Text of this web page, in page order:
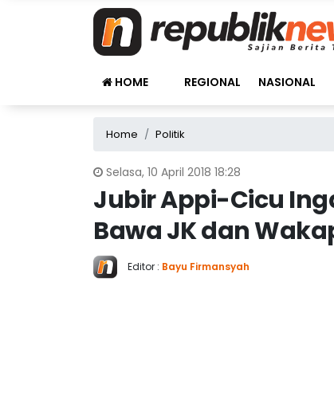
HOME REGIONAL NASIONAL
Home Politik
Selasa, 10 April 2018 18:28
Jubir Appi-Cicu
Bawa JK dan
Editor : Bayu Firmansyah